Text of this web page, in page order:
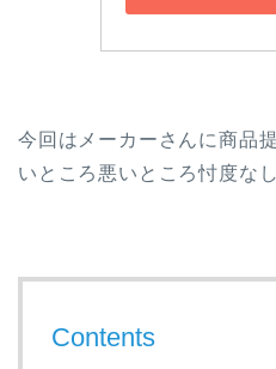
今回はメーカーさんに商品
いところ悪いところ忖度な
Contents